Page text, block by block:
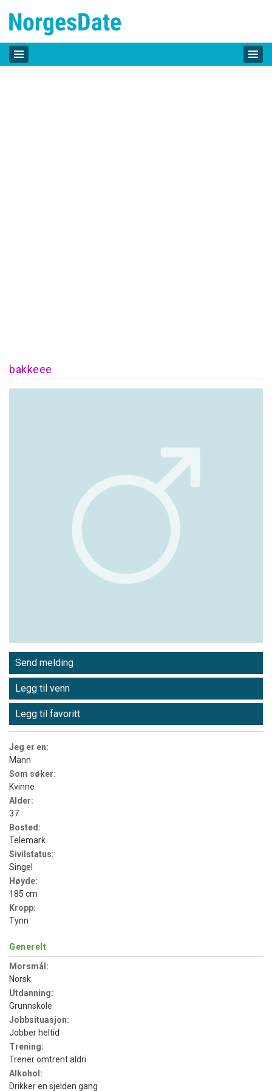
bakkeee
Send melding
Legg til venn
Legg til favoritt
Jeg er en:
Mann
Som søker:
Kvinne
Alder:
37
Bosted:
Telemark
Sivilstatus:
Singel
Høyde:
185 cm
Kropp:
Tynn
Generelt
Morsmål:
Norsk
Utdanning:
Grunnskole
Jobbsituasjon:
Jobber heltid
Trening:
Trener omtrent aldri
Alkohol:
Drikker en sjelden gang